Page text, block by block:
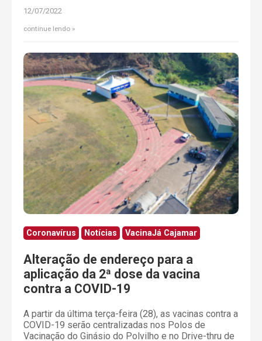
12/07/2022
continue lendo
Coronavírus Notícias VacinaJá Cajamar
Alteração de endereço para a
aplicação da 2ª dose da vacina
contra a COVID-19
A partir da última terça-feira (28), as vacinas contra a
COVID-19 serão centralizadas nos Polos de
Vacinação do Ginásio do Polvilho e no Drive-thru de